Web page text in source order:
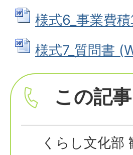
様式6_事業費
様式7_質問書
この記
くらし文化部